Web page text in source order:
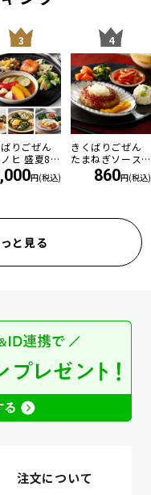
3
りごぜん
ヒ 盛夏8食
ト ・2026年
円(税込)
4
きくばりごぜん
たまねぎソース
の和風ハンバー
860円(税込)
と見る
注文について